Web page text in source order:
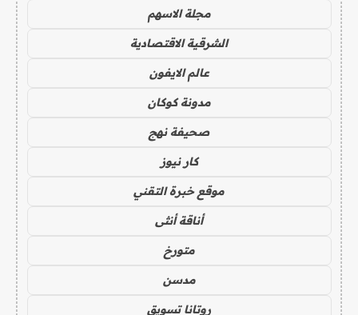
مجلة الاسهم
الشرقية الاقتصادية
عالم الايفون
مدونة كوكان
صحيفة نهج
كار نيوز
موقع خبرة التقني
أناقة أنثى
متورخ
مدسن
روتانا تسويق